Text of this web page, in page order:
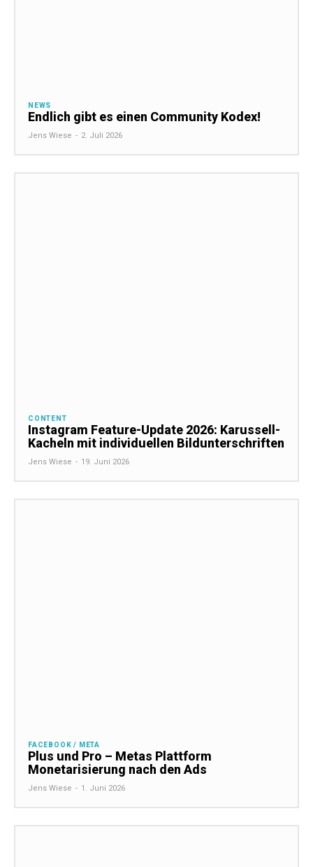
NEWS
Endlich gibt es einen Community Kodex!
Jens Wiese - 2. Juli 2026
CONTENT
Instagram Feature-Update 2026: Karussell-
Kacheln mit individuellen Bildunterschriften
Jens Wiese - 19. Juni 2026
FACEBOOK / META
Plus und Pro – Metas Plattform
Monetarisierung nach den Ads
Jens Wiese - 1. Juni 2026